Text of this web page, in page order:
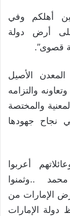
أهلكم وفي
أرض دولة
قصوى”.
الأصيل
والتزامه
والمختصة
نجاح جهودها
أعربوا
..وثمنوا
الإمارات من
دولة الإمارات